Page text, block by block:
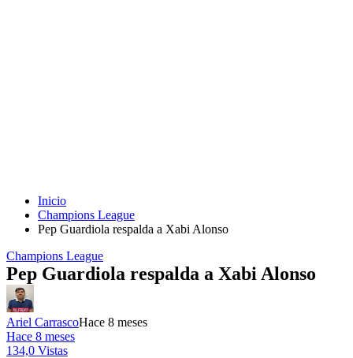
Inicio
Champions League
Pep Guardiola respalda a Xabi Alonso
Champions League
Pep Guardiola respalda a Xabi Alonso
Ariel CarrascoHace 8 meses
Hace 8 meses
134,0 Vistas